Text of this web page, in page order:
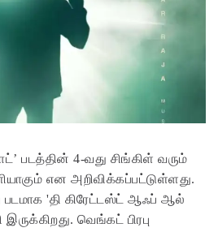
படத்தின் 4-வது சிங்கிள் வரும்
என அறிவிக்கப்பட்டுள்ளது.
படமாக 'தி கிரேட்டஸ்ட் ஆஃப் ஆல்
வெங்கட் பிரபு